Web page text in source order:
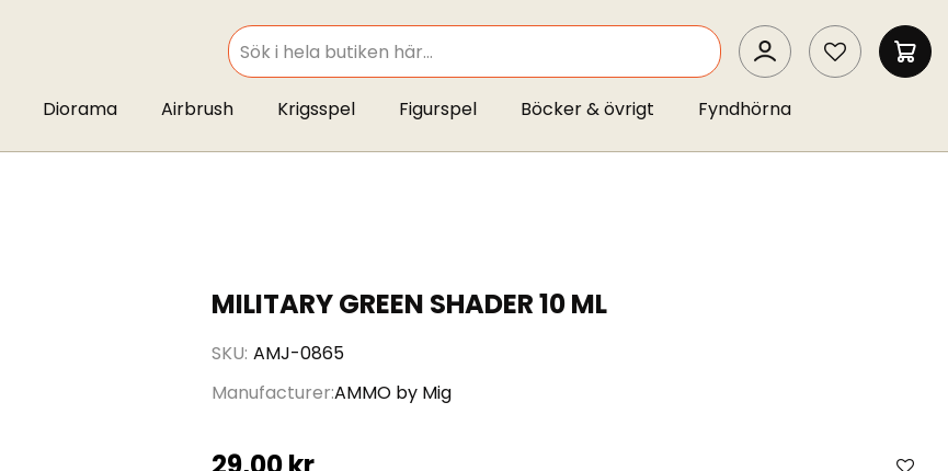
SEARCH
SEARCH
MIN
Diorama Airbrush Krigsspel Figurspel Böcker & övrigt Fyndhörna
MILITARY GREEN SHADER 10 ML
SKU AMJ-0865
ManufacturerAMMO by Mig